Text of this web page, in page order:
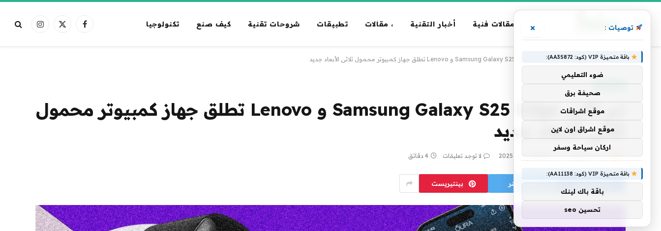
مقالات فنية أخبار التقنية ، مقالات تطبيقات شروحات تقنية كيف صنع تكنولوجيا فيسبوكX
الانستغرام
الرئيسية » تكنولوجيا » تم تأكيد Samsung Galaxy S25 Edge و Lenovo تطلق جهاز كمبيوتر محمول ثلاثي الأبعاد جديد
تم تأكيد Samsung Galaxy S25 Edge و Lenovo تطلق جهاز كمبيوتر محمول
ثلاثي الأبعاد جديد
بواسطة فريق alwahah10 مايو، 2025 لا توجد تعليقات 4 دقائق
فيسبوك تويتر بينتيريست
توصيات : ×
باقة متميزة VIP (كود: AA35872):
ضوء التعليمي
صحيفة برق
موقع اشراقات
موقع اشراق اون لاين
اركان سياحة وسفر
باقة متميزة VIP (كود: AA11138):
باقة باك لينك
تحسين seo